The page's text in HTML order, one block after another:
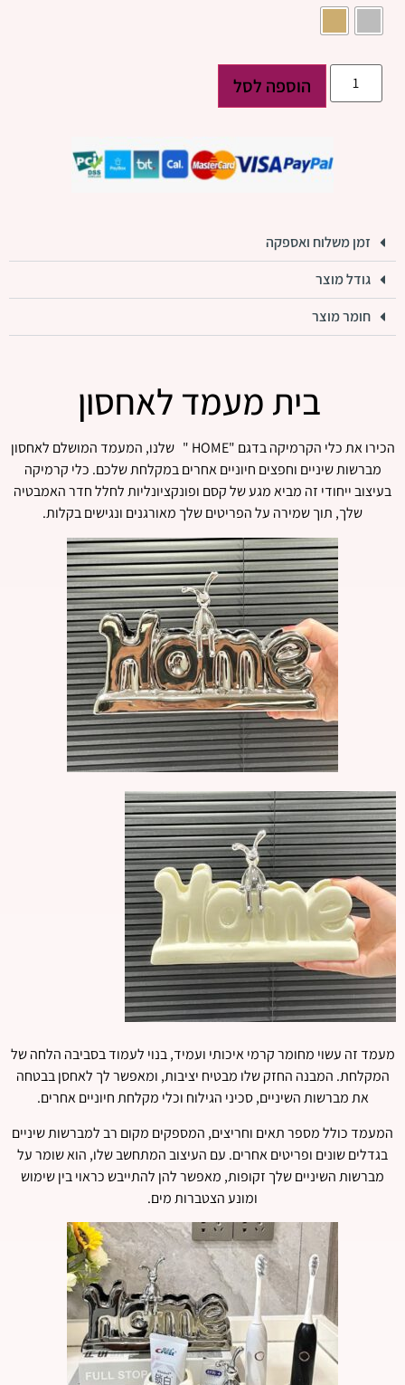
הוספה לסל
זמן משלוח ואספקה
גודל מוצר
חומר מוצר
בית מעמד לאחסון
הכירו את כלי הקרמיקה בדגם "HOME " שלנו, המעמד המושלם לאחסון
מברשות שיניים וחפצים חיוניים אחרים במקלחת שלכם. כלי קרמיקה
בעיצוב ייחודי זה מביא מגע של קסם ופונקציונליות לחלל חדר האמבטיה
שלך, תוך שמירה על הפריטים שלך מאורגנים ונגישים בקלות.
מעמד זה עשוי מחומר קרמי איכותי ועמיד, בנוי לעמוד בסביבה הלחה של
המקלחת. המבנה החזק שלו מבטיח יציבות, ומאפשר לך לאחסן בבטחה
את מברשות השיניים, סכיני הגילוח וכלי מקלחת חיוניים אחרים.
המעמד כולל מספר תאים וחריצים, המספקים מקום רב למברשות שיניים
בגדלים שונים ופריטים אחרים. עם העיצוב המתחשב שלו, הוא שומר על
מברשות השיניים שלך זקופות, מאפשר להן להתייבש כראוי בין שימוש
ומונע הצטברות מים.